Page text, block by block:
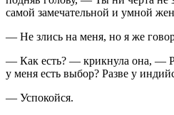
самой замечательной и умной
— Не злись на меня, но я же
— Как есть? — крикнула она, —
у меня есть выбор? Разве у
— Успокойся.